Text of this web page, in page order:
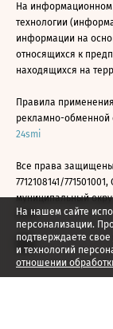
На нашем сайте
персонализации.
подтверждаете свое
и технологий
отношении
На информационном
технологии
информации на
относящихся к
находящихся на
Правила
рекламно-обменной
24smi
Все права
7712108141/
муниципальный
2026